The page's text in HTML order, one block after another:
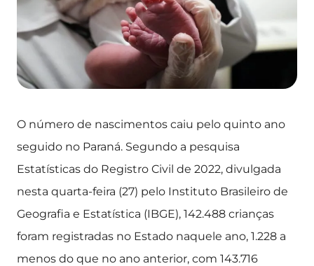
O número de nascimentos caiu pelo quinto ano
seguido no Paraná. Segundo a pesquisa
Estatísticas do Registro Civil de 2022, divulgada
nesta quarta-feira (27) pelo Instituto Brasileiro de
Geografia e Estatística (IBGE), 142.488 crianças
foram registradas no Estado naquele ano, 1.228 a
menos do que no ano anterior, com 143.716